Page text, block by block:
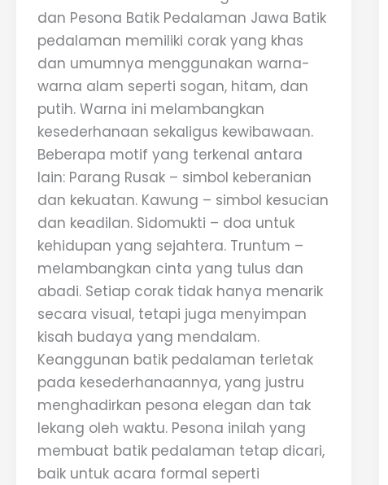
dan Pesona Batik Pedalaman Jawa Batik
pedalaman memiliki corak yang khas
dan umumnya menggunakan warna-
warna alam seperti sogan, hitam, dan
putih. Warna ini melambangkan
kesederhanaan sekaligus kewibawaan.
Beberapa motif yang terkenal antara
lain: Parang Rusak – simbol keberanian
dan kekuatan. Kawung – simbol kesucian
dan keadilan. Sidomukti – doa untuk
kehidupan yang sejahtera. Truntum –
melambangkan cinta yang tulus dan
abadi. Setiap corak tidak hanya menarik
secara visual, tetapi juga menyimpan
kisah budaya yang mendalam.
Keanggunan batik pedalaman terletak
pada kesederhanaannya, yang justru
menghadirkan pesona elegan dan tak
lekang oleh waktu. Pesona inilah yang
membuat batik pedalaman tetap dicari,
baik untuk acara formal seperti